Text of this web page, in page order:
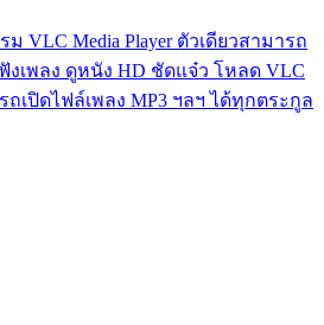
VLC Media Player ตัวเดียวสามารถ
งเพลง ดูหนัง HD ชัดแจ๋ว โหลด VLC
ถเปิดไฟล์เพลง MP3 ฯลฯ ได้ทุกตระกูล